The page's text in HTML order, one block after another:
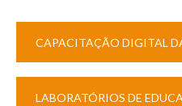
CAPACITAÇÃO DIGITAL
LABORATÓRIOS DE